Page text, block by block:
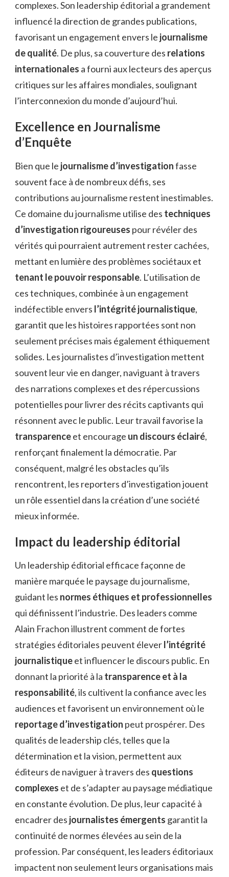
complexes. Son leadership éditorial a grandement
influencé la direction de grandes publications,
favorisant un engagement envers le journalisme
de qualité. De plus, sa couverture des relations
internationales a fourni aux lecteurs des aperçus
critiques sur les affaires mondiales, soulignant
l’interconnexion du monde d’aujourd’hui.
Excellence en Journalisme
d’Enquête
Bien que le journalisme d’investigationfasse
souvent face à de nombreux défis, ses
contributions au journalisme restent inestimables.
Ce domaine du journalisme utilise des techniques
d’investigation rigoureuses pour révéler des
vérités qui pourraient autrement rester cachées,
mettant en lumière des problèmes sociétaux et
tenant le pouvoir responsable. L’utilisation de
ces techniques, combinée à un engagement
indéfectible envers l’intégrité journalistique,
garantit que les histoires rapportées sont non
seulement précises mais également éthiquement
solides. Les journalistes d’investigation mettent
souvent leur vie en danger, naviguant à travers
des narrations complexes et des répercussions
potentielles pour livrer des récits captivants qui
résonnent avec le public. Leur travail favorise la
transparenceet encourage un discours éclairé,
renforçant finalement la démocratie. Par
conséquent, malgré les obstacles qu’ils
rencontrent, les reporters d’investigation jouent
un rôle essentiel dans la création d’une société
mieux informée.
Impact du leadership éditorial
Un leadership éditorial efficace façonne de
manière marquée le paysage du journalisme,
guidant les normes éthiques et professionnelles
qui définissent l’industrie. Des leaders comme
Alain Frachon illustrent comment de fortes
stratégies éditoriales peuvent éleverl’intégrité
journalistiqueet influencer le discours public. En
donnant la priorité à la transparence et à la
responsabilité, ils cultivent la confiance avec les
audiences et favorisent un environnement où le
reportage d’investigation peut prospérer. Des
qualités de leadership clés, telles que la
détermination et la vision, permettent aux
éditeurs de naviguer à travers des questions
complexes et de s’adapter au paysage médiatique
en constante évolution. De plus, leur capacité à
encadrer des journalistes émergents garantit la
continuité de normes élevées au sein de la
profession. Par conséquent, les leaders éditoriaux
impactent non seulement leurs organisations mais